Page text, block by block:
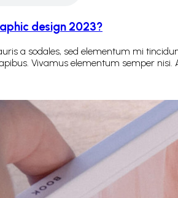
design 2023?
a sodales, sed elementum mi
Vivamus elementum semper nisi.